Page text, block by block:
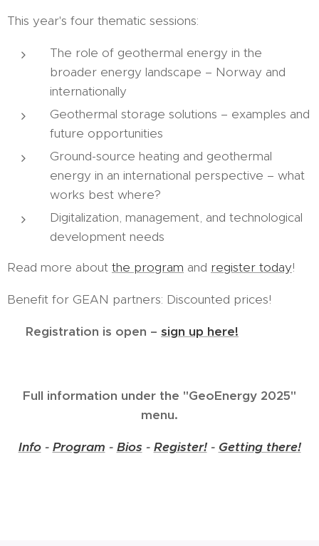
This year's four thematic sessions:
The role of geothermal energy in the
broader energy landscape – Norway and
internationally
Geothermal storage solutions – examples and
future opportunities
Ground-source heating and geothermal
energy in an international perspective – what
works best where?
Digitalization, management, and technological
development needs
Read more about the program and register today!
Benefit for GEAN partners: Discounted prices!
Registration is open – sign up here!
Full information under the "GeoEnergy 2025"
menu.
Info- Program - Bios - Register!- Getting there!